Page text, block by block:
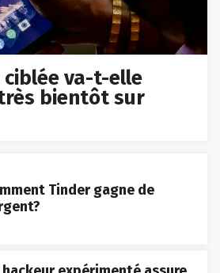
va-t-elle
bientôt sur
Tinder gagne de